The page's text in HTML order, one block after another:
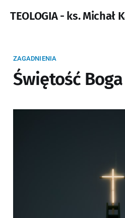
TEOLOGIA - ks. Michał
ZAGADNIENIA
Świętość Boga